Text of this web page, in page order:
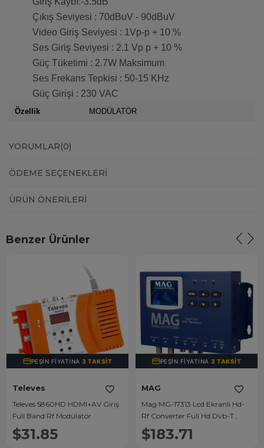
Çıkış Seviyesi : 70dBuV - 90dBuV
Video Giriş Seviyesi : 1Vp-p + 10 %
Ses Giriş Seviyesi : 2.1 Vp p + 10 %
Güç Tüketimi : 2.7W Maksimum
Ses Frekans Tepkisi : 50-15 KHz
Güç Girişi : 230 VAC
Özellik MODÜLATÖR
YORUMLAR(0)
ÖDEME SEÇENEKLERI
ÜRÜN ÖNERILERI
Benzer Ürünler
PEŞIN FIYATINA3 TAKSIT
Televes
Televes 5860HD HDMI+AV Giriş
Full Band Rf Modülatör
$31.85
PEŞIN FIYATINA3 TAKSIT
MAG
Mag MG-17313 Lcd Ekranlı Hd-
Rf Converter Full Hd Dvb-T
Encoder Modülatör (Dvb-
T/Av/HDMI)
$183.71